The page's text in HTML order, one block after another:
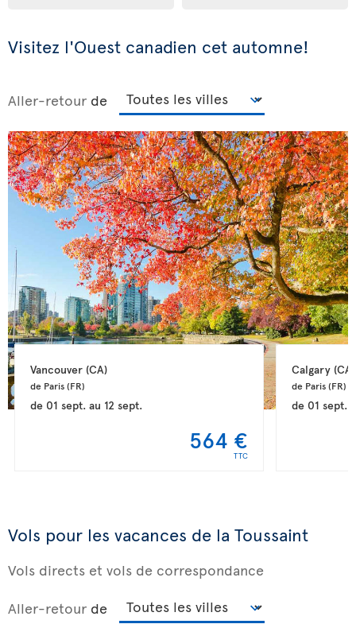
Visitez l'Ouest canadien cet automne!
Aller-retour de
Vancouver (CA)
de Paris (FR)
de 01 sept.au 12 sept.
564 €
TTC
Calgary (CA)
de Paris (FR)
de 01 sept.
Vols pour les vacances de la Toussaint
Vols directs et vols de correspondance
Aller-retour de